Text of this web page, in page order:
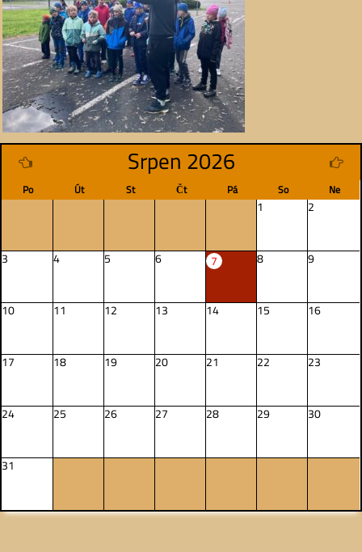
Srpen 2026
Po Út St Čt Pá So Ne
1 2
3 4 5 6 7 8 9
10 11 12 13 14 15 16
17 18 19 20 21 22 23
24 25 26 27 28 29 30
31